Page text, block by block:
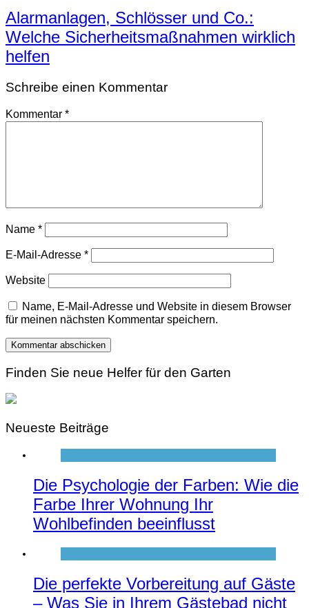
Alarmanlagen, Schlösser und Co.:
Welche Sicherheitsmaßnahmen wirklich
helfen
Schreibe einen Kommentar
Kommentar *
Name *
E-Mail-Adresse *
Website
Name, E-Mail-Adresse und Website in diesem Browser
für meinen nächsten Kommentar speichern.
Finden Sie neue Helfer für den Garten
Neueste Beiträge
Die Psychologie der Farben: Wie die
Farbe Ihrer Wohnung Ihr
Wohlbefinden beeinflusst
Die perfekte Vorbereitung auf Gäste
– Was Sie in Ihrem Gästebad nicht